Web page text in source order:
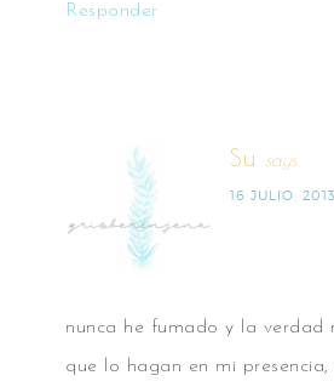
Responder
Su says
16 JULIO,
nunca he fumado y la verdad
que lo hagan en mi presencia,